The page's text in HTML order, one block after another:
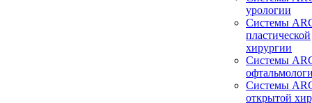
урологии
Системы
пластической
хирургии
Системы
Системы
открытой